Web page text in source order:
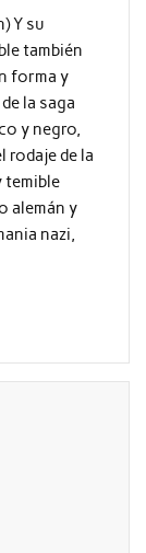
Y su
también
forma y
la saga
y negro,
rodaje de la
temible
alemán y
nazi,